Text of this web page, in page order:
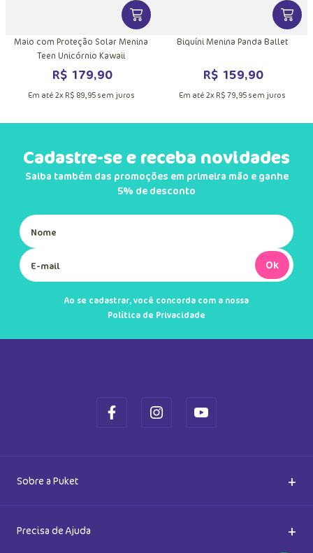
INFORMAÇÕES DO PRODUTOVER MAIS INFORMAÇÕES DO
Maio com Proteção Solar Menina
Teen Unicórnio Kawaii
R$ 179,90
Em até 2x R$ 89,95sem juros
VER
Biquíni Menina Panda Ballet
R$ 159,90
Em até 2x R$ 79,95sem juros
Cadastre-se e receba novidades
Saiba também das promoções em primeira mão e ganhe
5% de desconto
Ok
Ao se cadastrar, você concorda com a nossa
Política de Privacidade
Sobre a Puket +
Quem somos
Precisa de Ajuda +